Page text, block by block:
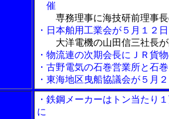
催
専務理事に海技研前理事
・日本舶用工業会が５月１２
大洋電機の山田信三社長
・物流連の次期会長にＪＲ貨
・古野電気の石巻営業所と石
・東海地区曳船協議会が５月
・鉄鋼メーカーはトン当たり
に